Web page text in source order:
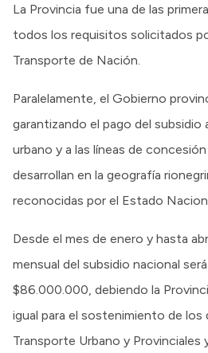
La Provincia fue una de las
todos los requisitos solicitados
Transporte de Nación.
Paralelamente, el Gobierno
garantizando el pago del
urbano y a las líneas de
desarrollan en la geografía
reconocidas por el Estado
Desde el mes de enero y hasta
mensual del subsidio nacional
$86.000.000, debiendo la
igual para el sostenimiento de
Transporte Urbano y Provinciales